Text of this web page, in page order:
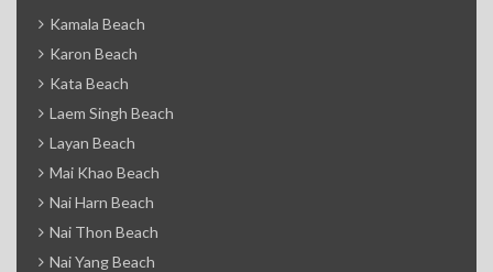
Kamala Beach
Karon Beach
Kata Beach
Laem Singh Beach
Layan Beach
Mai Khao Beach
Nai Harn Beach
Nai Thon Beach
Nai Yang Beach